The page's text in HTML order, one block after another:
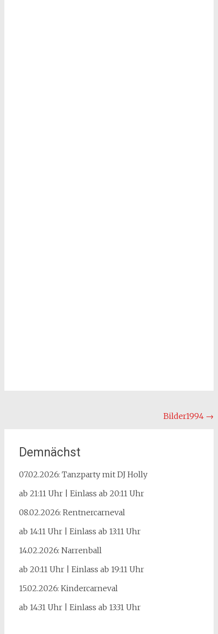
Bilder1994 →
Demnächst
07.02.2026: Tanzparty mit DJ Holly
ab 21:11 Uhr | Einlass ab 20:11 Uhr
08.02.2026: Rentnercarneval
ab 14:11 Uhr | Einlass ab 13:11 Uhr
14.02.2026: Narrenball
ab 20:11 Uhr | Einlass ab 19:11 Uhr
15.02.2026: Kindercarneval
ab 14:31 Uhr | Einlass ab 13:31 Uhr